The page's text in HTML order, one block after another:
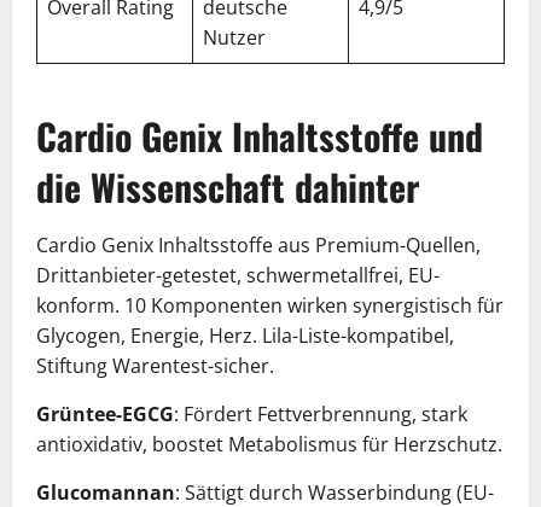
Overall Rating
deutsche
Nutzer
4,9/5
Cardio Genix Inhaltsstoffe und
die Wissenschaft dahinter
Cardio Genix Inhaltsstoffe aus Premium-Quellen,
Drittanbieter-getestet, schwermetallfrei, EU-
konform. 10 Komponenten wirken synergistisch für
Glycogen, Energie, Herz. Lila-Liste-kompatibel,
Stiftung Warentest-sicher.
Grüntee-EGCG: Fördert Fettverbrennung, stark
antioxidativ, boostet Metabolismus für Herzschutz.
Glucomannan: Sättigt durch Wasserbindung (EU-